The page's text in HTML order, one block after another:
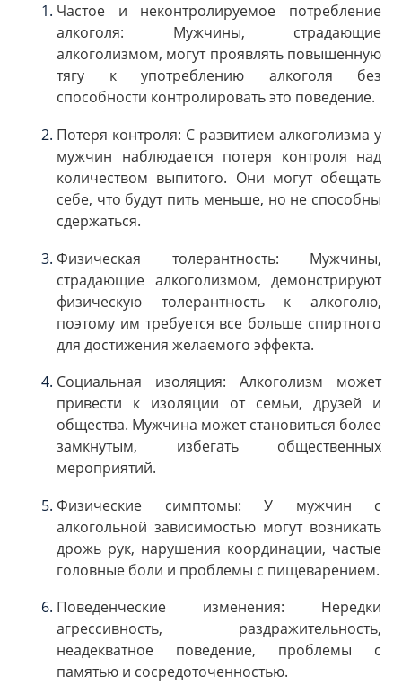
Частое и неконтролируемое потребление
алкоголя: Мужчины, страдающие
алкоголизмом, могут проявлять повышенную
тягу к употреблению алкоголя без
способности контролировать это поведение.
Потеря контроля: С развитием алкоголизма у
мужчин наблюдается потеря контроля над
количеством выпитого. Они могут обещать
себе, что будут пить меньше, но не способны
сдержаться.
Физическая толерантность: Мужчины,
страдающие алкоголизмом, демонстрируют
физическую толерантность к алкоголю,
поэтому им требуется все больше спиртного
для достижения желаемого эффекта.
Социальная изоляция: Алкоголизм может
привести к изоляции от семьи, друзей и
общества. Мужчина может становиться более
замкнутым, избегать общественных
мероприятий.
Физические симптомы: У мужчин с
алкогольной зависимостью могут возникать
дрожь рук, нарушения координации, частые
головные боли и проблемы с пищеварением.
Поведенческие изменения: Нередки
агрессивность, раздражительность,
неадекватное поведение, проблемы с
памятью и сосредоточенностью.